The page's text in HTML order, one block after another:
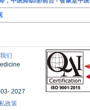
们
2027
政策